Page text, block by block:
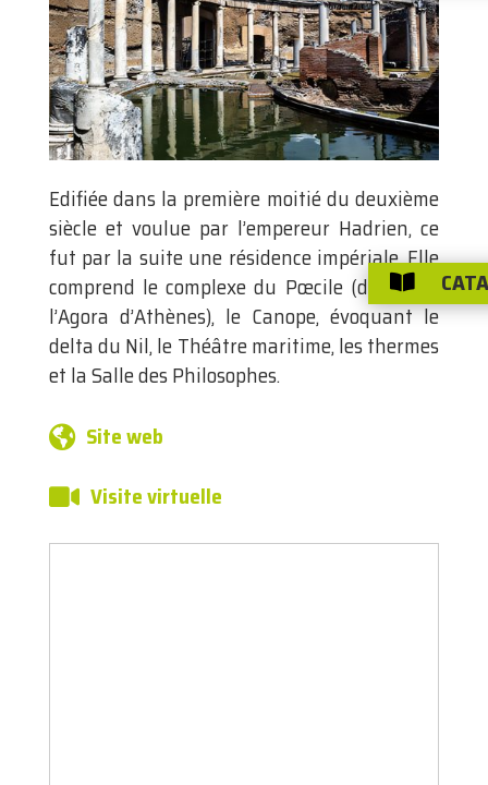
Edifiée dans la première moitié du deuxième
siècle et voulue par l’empereur Hadrien, ce
fut par la suite une résidence impériale. Elle
comprend le complexe du Pœcile (dérivé de
l’Agora d’Athènes), le Canope, évoquant le
delta du Nil, le Théâtre maritime, les thermes
et la Salle des Philosophes.
Site web
Visite virtuelle
